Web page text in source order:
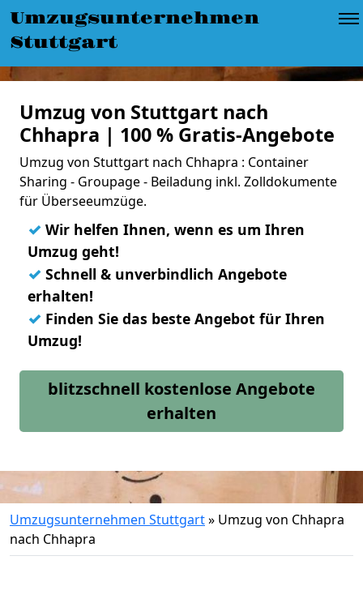
Umzugsunternehmen
Stuttgart
Umzug von Stuttgart nach
Chhapra | 100 % Gratis-Angebote
Umzug von Stuttgart nach Chhapra : Container
Sharing - Groupage - Beiladung inkl. Zolldokumente
für Überseeumzüge.
✓ Wir helfen Ihnen, wenn es um Ihren
Umzug geht!
✓ Schnell & unverbindlich Angebote
erhalten!
✓ Finden Sie das beste Angebot für Ihren
Umzug!
blitzschnell kostenlose Angebote
erhalten
Umzugsunternehmen Stuttgart» Umzug von Chhapra
nach Chhapra